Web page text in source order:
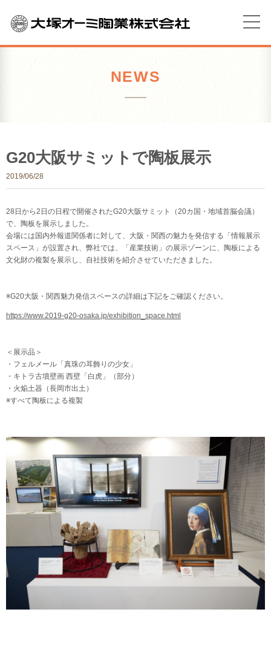
NEWS
G20大阪サミットで陶板展示
2019/06/28
28日から2日の日程で開催されたG20大阪サミット（20カ国・地域首脳会議）
で、陶板を展示しました。
会場には国内外報道関係者に対して、大阪・関西の魅力を発信する「情報展示
スペース」が設置され、弊社では、「産業技術」の展示ゾーンに、陶板による
文化財の複製を展示し、自社技術を紹介させていただきました。
※G20大阪・関西魅力発信スペースの詳細は下記をご確認ください。
https://www.2019-g20-osaka.jp/exhibition_space.html
＜展示品＞
・フェルメール「真珠の耳飾りの少女」
・キトラ古墳壁画 西壁「白虎」（部分）
・火焔土器（長岡市出土）
※すべて陶板による複製